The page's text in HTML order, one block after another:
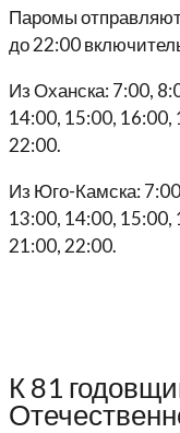
Паромы
до 22:00
Из Оханска: 7:00,
14:00, 15:00, 16:00,
22:00.
Из Юго-Камска:
13:00, 14:00, 15:00,
21:00, 22:00.
К 81